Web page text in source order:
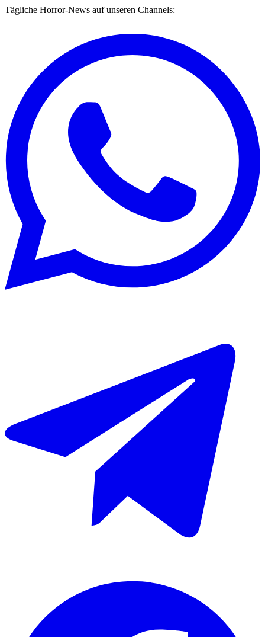
Tägliche Horror-News auf unseren Channels: